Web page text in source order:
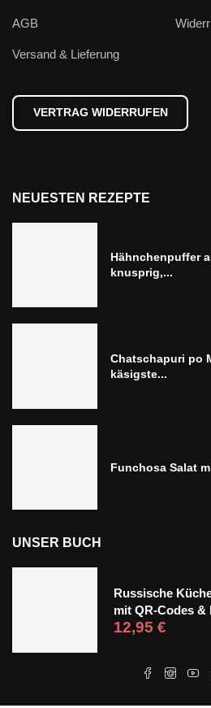
AGB
Versand & Lieferung
VERTRAG WIDERRUFEN
NEUESTEN REZEPTE
Hähnchenpuffer
knusprig,...
Chatschapuri po
käsigste...
Funchosa Salat
UNSER BUCH
Russische
mit QR-Codes &
12,95 €